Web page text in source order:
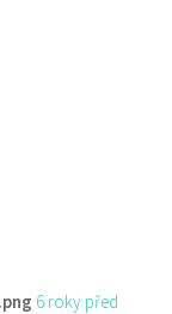
6 roky před